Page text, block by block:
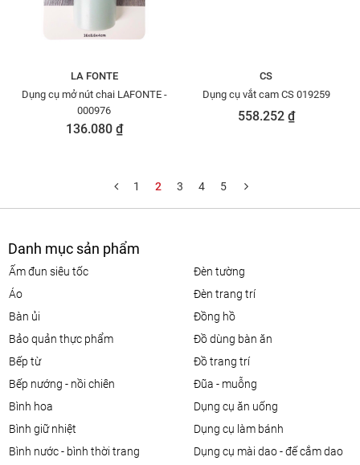
LA FONTE
Dụng cụ mở nút chai LAFONTE -
000976
136.080 ₫
CS
Dụng cụ vắt cam CS 019259
558.252 ₫
1 2 3 4 5
Danh mục sản phẩm
ấm đun siêu tốc
áo
bàn ủi
bảo quản thực phẩm
bếp từ
bếp nướng - nồi chiên
bình hoa
bình giữ nhiệt
bình nước - bình thời trang
đèn tường
đèn trang trí
đồng hồ
đồ dùng bàn ăn
đồ trang trí
đũa - muỗng
dụng cụ ăn uống
dụng cụ làm bánh
dụng cụ mài dao - đế cắm dao